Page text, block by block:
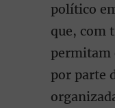
político
que, com
permitam
por parte